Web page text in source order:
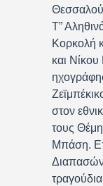
Θεσσαλού
Τ”
Κορκολή
και
στον
τους
Μπάση.